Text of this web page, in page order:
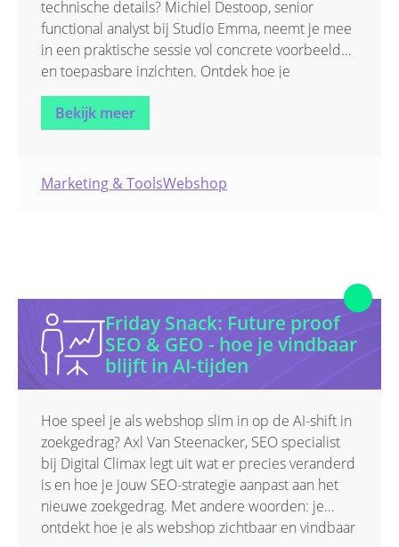
technische details? Michiel Destoop, senior
functional analyst bij Studio Emma, neemt je mee
in een praktische sessie vol concrete voorbeelden
en toepasbare inzichten. Ontdek hoe je
personalisatie écht kunt inzetten als business
driver, zowel op strategisch als praktisch vlak.
Bekijk meer
Marketing & ToolsWebshop
Friday Snack: Future proof
SEO & GEO - hoe je vindbaar
blijft in AI-tijden
Hoe speel je als webshop slim in op de AI-shift in
zoekgedrag? Axl Van Steenacker, SEO specialist
bij Digital Climax legt uit wat er precies veranderd
is en hoe je jouw SEO-strategie aanpast aan het
nieuwe zoekgedrag. Met andere woorden: je
ontdekt hoe je als webshop zichtbaar en vindbaar